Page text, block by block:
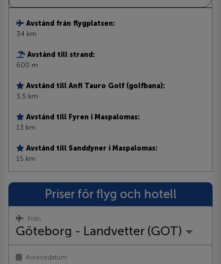
Avstånd från flygplatsen:
34 km
Avstånd till strand:
600 m
Avstånd till Anfi Tauro Golf (golfbana):
3,5 km
Avstånd till Fyren i Maspalomas:
13 km
Avstånd till Sanddyner i Maspalomas:
15 km
Priser för flyg och hotell
Från
Göteborg - Landvetter (GOT)
Avresedatum